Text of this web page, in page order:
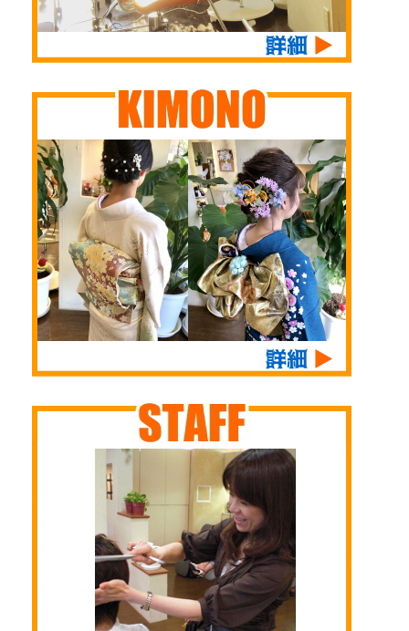
ヘアサロン エヌ」
ご新規様も ご予約お
ダカ、お腹がパンパン
にふくれてて 過抱卵
という病 ...